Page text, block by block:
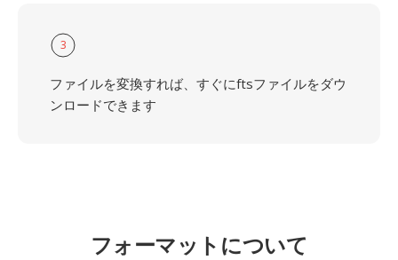
3
ファイルを変換すれば、すぐにftsファイルをダウ
ンロードできます
フォーマットについて